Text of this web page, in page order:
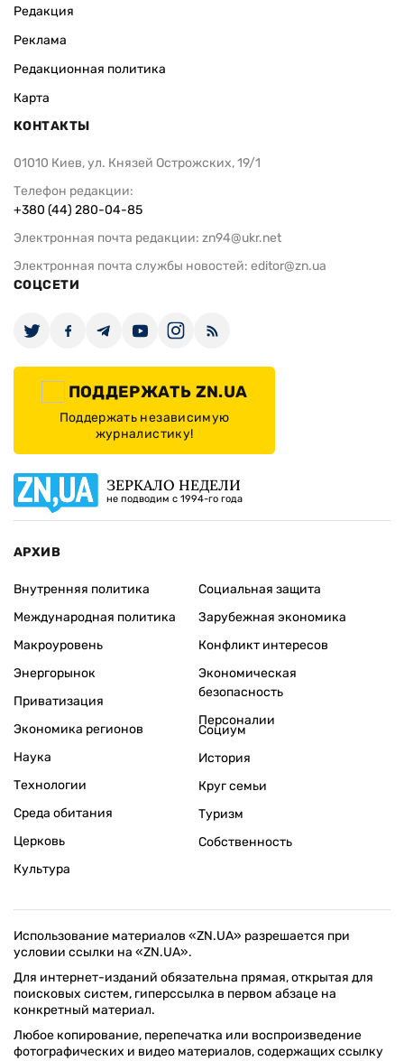
Редакция
Реклама
Редакционная политика
Карта
КОНТАКТЫ
01010 Киев, ул. Князей Острожских, 19/1
Телефон редакции:
+380 (44) 280-04-85
Электронная почта редакции: zn94@ukr.net
Электронная почта службы новостей: editor@zn.ua
СОЦСЕТИ
ПОДДЕРЖАТЬ ZN.UA
Поддержать независимую
журналистику!
ЗЕРКАЛО НЕДЕЛИ
не подводим с 1994-го года
АРХИВ
Внутренняя политика
Международная политика
Макроуровень
Энергорынок
Приватизация
Экономика регионов
Социальная защита
Зарубежная экономика
Конфликт интересов
Экономическая
безопасность
Персоналии
Наука
Технологии
Среда обитания
Церковь
Культура
Социум
История
Круг семьи
Туризм
Собственность
Использование материалов «ZN.UA» разрешается при
условии ссылки на «ZN.UA».
Для интернет-изданий обязательна прямая, открытая для
поисковых систем, гиперссылка в первом абзаце на
конкретный материал.
Любое копирование, перепечатка или воспроизведение
фотографических и видео материалов, содержащих ссылку